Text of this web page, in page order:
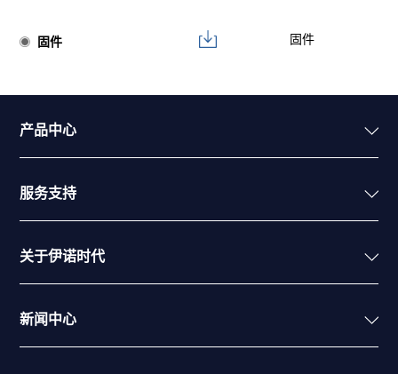
固件 固件
产品中心
服务支持
关于伊诺时代
新闻中心